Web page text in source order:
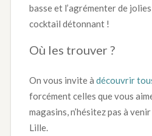
basse et l’agrémenter de
cocktail détonnant !
Où les trouver ?
On vous invite à découvrir
forcément celles que vous
magasins, n’hésitez pas à
Lille.